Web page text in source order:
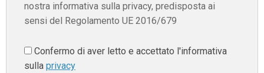
nostra informativa sulla privacy, predisposta ai
sensi del Regolamento UE 2016/679
Confermo di aver letto e accettato l'informativa
sulla privacy